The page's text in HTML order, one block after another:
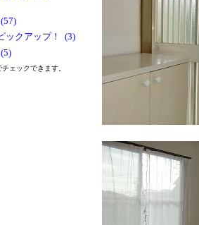
ックアップ！ (3)
ェックできます。